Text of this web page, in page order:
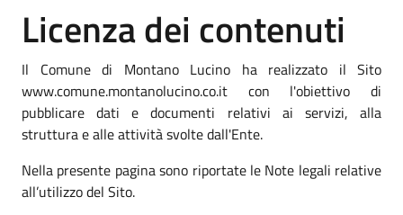
Licenza dei contenuti
Il Comune di Montano Lucino ha realizzato il Sito
www.comune.montanolucino.co.it con l'obiettivo di
pubblicare dati e documenti relativi ai servizi, alla
struttura e alle attività svolte dall'Ente.
Nella presente pagina sono riportate le Note legali relative
all’utilizzo del Sito.